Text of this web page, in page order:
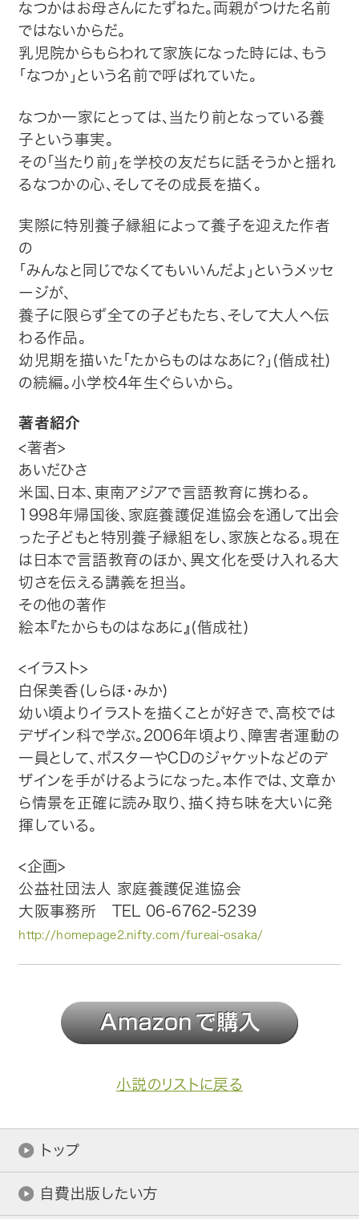
画像・文章の使用について
企業情報
なつかはお母さんにたずねた。両親がつけた名前
ではないからだ。
乳児院からもらわれて家族になった時には、もう
「なつか」という名前で呼ばれていた。
なつか一家にとっては、当たり前となっている養
子という事実。
その「当たり前」を学校の友だちに話そうかと揺れ
るなつかの心、そしてその成長を描く。
実際に特別養子縁組によって養子を迎えた作者
の
「みんなと同じでなくてもいいんだよ」というメッセ
ージが、
養子に限らず全ての子どもたち、そして大人へ伝
わる作品。
幼児期を描いた「たからものはなあに?」(偕成社)
の続編。小学校4年生ぐらいから。
著者紹介
<著者>
あいだひさ
米国、日本、東南アジアで言語教育に携わる。
1998年帰国後、家庭養護促進協会を通して出会
った子どもと特別養子縁組をし、家族となる。現在
は日本で言語教育のほか、異文化を受け入れる大
切さを伝える講義を担当。
その他の著作
絵本『たからものはなあに』(偕成社)
<イラスト>
白保美香(しらほ・みか)
幼い頃よりイラストを描くことが好きで、高校では
デザイン科で学ぶ。2006年頃より、障害者運動の
一員として、ポスターやCDのジャケットなどのデ
ザインを手がけるようになった。本作では、文章か
ら情景を正確に読み取り、描く持ち味を大いに発
揮している。
<企画>
公益社団法人 家庭養護促進協会
大阪事務所 TEL 06-6762-5239
http://homepage2.nifty.com/fureai-osaka/
小説のリストに戻る
トップ
自費出版したい方